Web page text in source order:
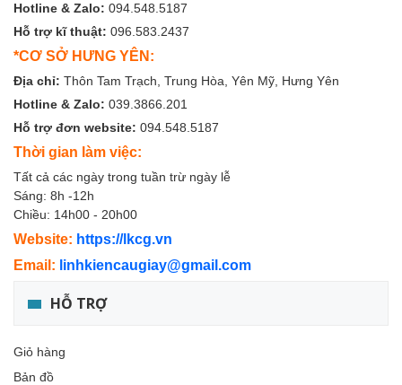
Hotline & Zalo: 094.548.5187
Hỗ trợ kĩ thuật: 096.583.2437
*CƠ SỞ HƯNG YÊN:
Địa chỉ: Thôn Tam Trạch, Trung Hòa, Yên Mỹ, Hưng Yên
Hotline & Zalo: 039.3866.201
Hỗ trợ đơn website: 094.548.5187
Thời gian làm việc:
Tất cả các ngày trong tuần trừ ngày lễ
Sáng: 8h -12h
Chiều: 14h00 - 20h00
Website: https://lkcg.vn
Email: linhkiencaugiay@gmail.com
HỖ TRỢ
Giỏ hàng
Bản đồ